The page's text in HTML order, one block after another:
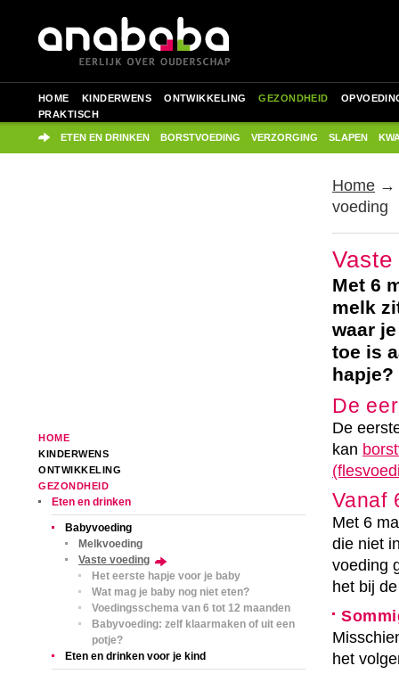
HOME KINDERWENS ONTWIKKELING GEZONDHEID
PRAKTISCH
ETEN EN DRINKEN BORSTVOEDING VERZORGING SLAPEN
HOME
KINDERWENS
ONTWIKKELING
GEZONDHEID
Eten en drinken
Babyvoeding
Melkvoeding
Vaste voeding
Het eerste hapje voor je baby
Wat mag je baby nog niet eten?
Voedingsschema van 6 tot 12 maanden
Babyvoeding: zelf klaarmaken of uit een
potje?
Eten en drinken voor je kind
Home →
voeding
Met 6
melk
waar
toe is
hapje?
De
De
kan
Vanaf
Met 6
die niet
voeding
het bij
het